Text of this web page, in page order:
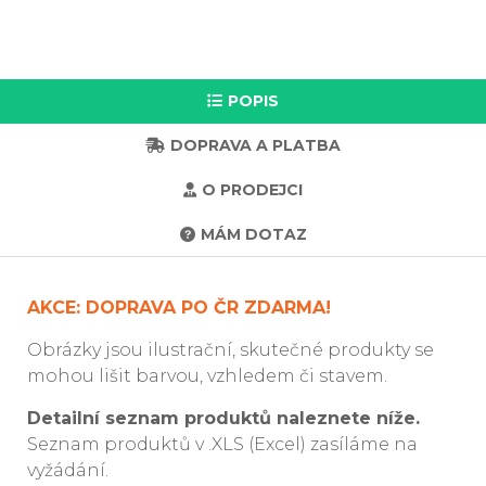
POPIS
DOPRAVA A PLATBA
O PRODEJCI
MÁM DOTAZ
AKCE: DOPRAVA PO ČR ZDARMA!
Obrázky jsou ilustrační, skutečné produkty se
mohou lišit barvou, vzhledem či stavem.
Detailní seznam produktů naleznete níže.
Seznam produktů v .XLS (Excel) zasíláme na
vyžádání.